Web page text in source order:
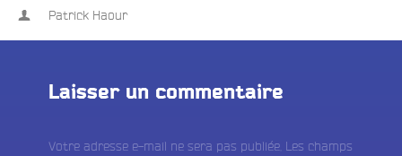
Patrick Haour
Laisser un commentaire
Votre adresse e-mail ne sera pas publiée. Les champs